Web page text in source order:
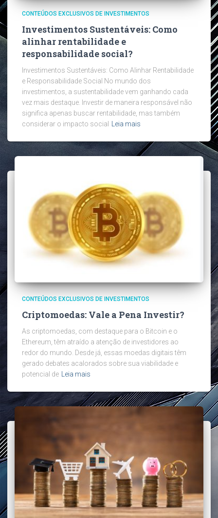
CONTEÚDOS EXCLUSIVOS DE INVESTIMENTOS
Investimentos Sustentáveis: Como
alinhar rentabilidade e
responsabilidade social?
Investimentos Sustentáveis: Como Alinhar Rentabilidade
e Responsabilidade Social No mundo dos
investimentos, a sustentabilidade vem ganhando cada
vez mais destaque. Investir de maneira responsável não
significa apenas buscar rentabilidade, mas também
considerar o impacto social
Leia mais
CONTEÚDOS EXCLUSIVOS DE INVESTIMENTOS
Criptomoedas: Vale a Pena Investir?
As criptomoedas, com destaque para o Bitcoin e o
Ethereum, têm atraído a atenção de investidores ao
redor do mundo. Desde já, essas moedas digitais têm
gerado debates acalorados sobre sua viabilidade e
potencial de
Leia mais